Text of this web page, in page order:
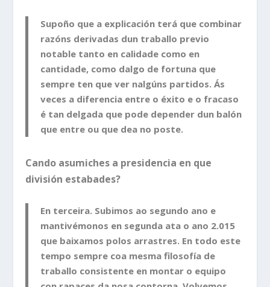
Supoño que a explicación terá que combinar
razóns derivadas dun traballo previo
notable tanto en calidade como en
cantidade, como dalgo de fortuna que
sempre ten que ver nalgúns partidos. Ás
veces a diferencia entre o éxito e o fracaso
é tan delgada que pode depender dun balón
que entre ou que dea no poste.
Cando asumiches a presidencia en que
división estabades?
En terceira. Subimos ao segundo ano e
mantivémonos en segunda ata o ano 2.015
que baixamos polos arrastres. En todo este
tempo sempre coa mesma filosofía de
traballo consistente en montar o equipo